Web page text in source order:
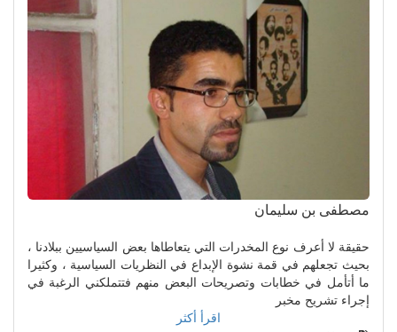
مصطفى بن سليمان
حقيقة لا أعرف نوع المخدرات التي يتعاطاها بعض السياسيين ببلادنا ،
بحيث تجعلهم في قمة نشوة الإبداع في النظريات السياسية ، وكثيرا
ما أتأمل في خطابات وتصريحات البعض منهم فتتملكني الرغبة في
إجراء تشريح مخبر
اقرأ أكثر